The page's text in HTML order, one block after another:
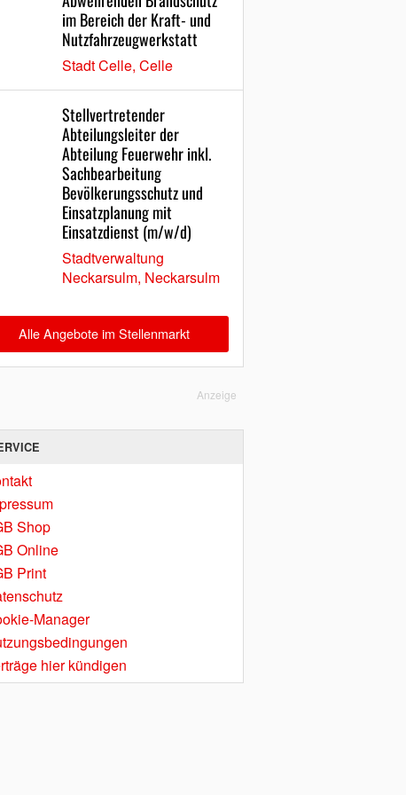
im Bereich der Kraft- und
Nutzfahrzeugwerkstatt
Stadt Celle, Celle
Stellvertretender
Abteilungsleiter der
Abteilung Feuerwehr inkl.
Sachbearbeitung
Bevölkerungsschutz und
Einsatzplanung mit
Einsatzdienst (m/w/d)
Stadtverwaltung
Neckarsulm, Neckarsulm
Alle Angebote im Stellenmarkt
Anzeige
Shop
Online
Print
Manager
hier kündigen